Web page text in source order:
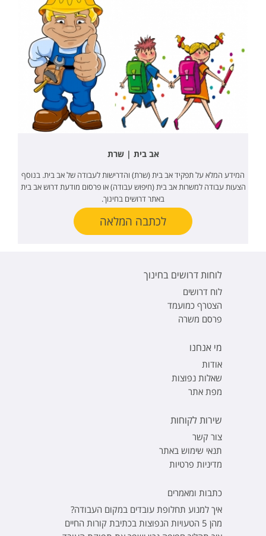
אב בית | שרת
המידע המלא על תפקיד אב בית (שרת) והדרישות לעבודה של אב בית. בנוסף
הצעות עבודה למשרות אב בית (חיפוש עבודה) או פרסום מודעת דרוש אב בית
באתר דרושים בחינוך.
לכתבה המלאה
לוחות דרושים בחינוך
לוח דרושים
הצטרף כמועמד
פרסם משרה
מי אנחנו
אודות
שאלות נפוצות
מפת אתר
שירות לקוחות
צור קשר
תנאי שימוש באתר
מדיניות פרטיות
כתבות ומאמרים
איך למנוע תחלופת עובדים במקום העבודה?
מהן 5 הטעויות הנפוצות בכתיבת קורות החיים